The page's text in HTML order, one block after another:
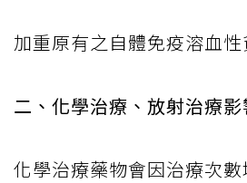
加重原有之自體免疫溶血性
二、化學治療、放射治療
化學治療藥物會因治療次